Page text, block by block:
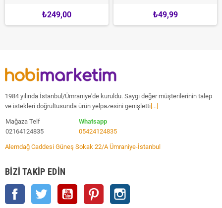
₺249,00 ₺49,99
1984 yılında İstanbul/Ümraniye'de kuruldu. Saygı değer müşterilerinin talep
ve istekleri doğrultusunda ürün yelpazesini genişletti [...]
Mağaza Telf
02164124835
Whatsapp
05424124835
Alemdağ Caddesi Güneş Sokak 22/A Ümraniye-İstanbul
BIZI TAKIP EDIN
Facebook Twitter YouTube Pinterest